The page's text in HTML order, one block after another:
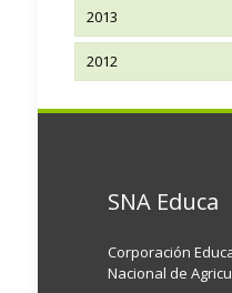
2013
2012
SNA Educa
Corporación
Nacional de